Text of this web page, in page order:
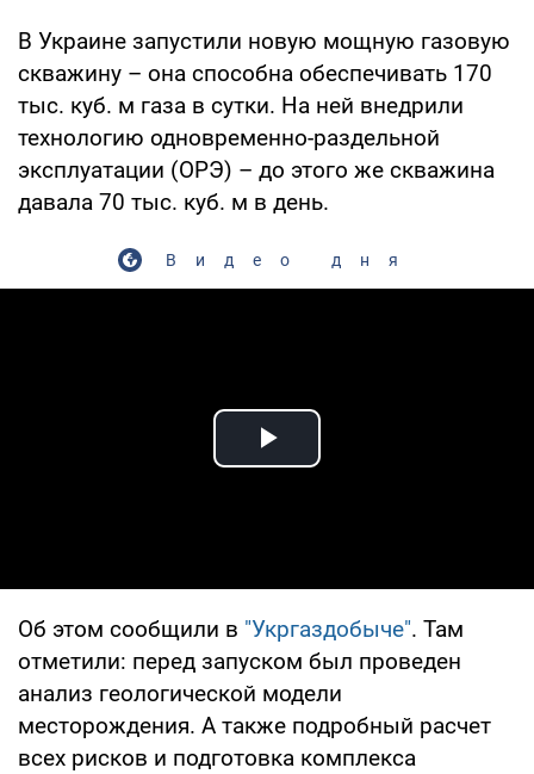
В Украине запустили новую мощную газовую
скважину – она способна обеспечивать 170
тыс. куб. м газа в сутки. На ней внедрили
технологию одновременно-раздельной
эксплуатации (ОРЭ) – до этого же скважина
давала 70 тыс. куб. м в день.
Видео дня
Play Video
Об этом сообщили в "Укргаздобыче". Там
отметили: перед запуском был проведен
анализ геологической модели
месторождения. А также подробный расчет
всех рисков и подготовка комплекса